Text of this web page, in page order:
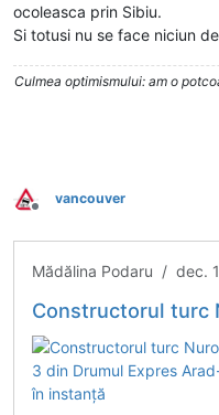
ocoleasca prin Sibiu.
Si totusi nu se face niciun
Culmea optimismului: am o
Deconectat
vancouver
Mădălina Podaru / dec.
Constructorul turc Nurol a câștigat contractul pentu